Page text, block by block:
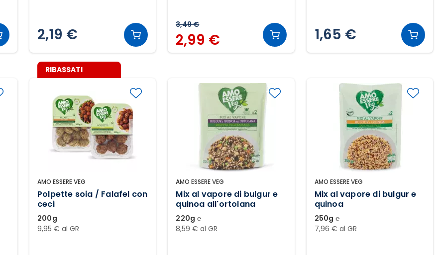
2,19 €
3,49 €
2,99 € 1,65 €
AMO ESSERE VEG
Polpette soia / Falafel con
ceci
200g
9,95 € al GR
RIBASSATI
AMO ESSERE VEG
Mix al vapore di bulgur e
quinoa all'ortolana
220g ℮
8,59 € al GR
AMO ESSERE VEG
Mix al vapore di bulgur e
quinoa
250g ℮
7,96 € al GR